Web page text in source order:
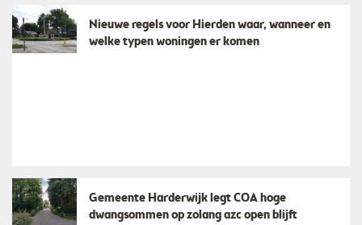
Nieuwe regels voor Hierden waar, wanneer en
welke typen woningen er komen
Gemeente Harderwijk legt COA hoge
dwangsommen op zolang azc open blijft